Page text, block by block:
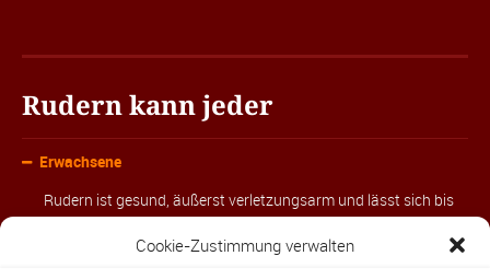
Cookie-Zustimmung verwalten
Rudern kann jeder
Erwachsene
Rudern ist gesund, äußerst verletzungsarm und lässt sich bis
ins hohe Alter ausüben. Ob gemütlich oder mit viel sportlichem
Ehrgeiz, wir bieten alle Varianten.